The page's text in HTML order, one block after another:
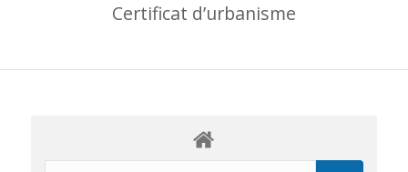
Certificat d’urbanisme